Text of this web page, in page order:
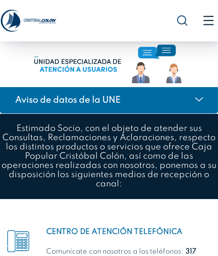
Aviso de datos de la UNE
Estimado Socio, con el objeto de atender sus
Consultas, Reclamaciones y Aclaraciones, respecto
los distintos productos o servicios que ofrece Caja
Popular Cristóbal Colón, así como de las
operaciones realizadas con nosotros, ponemos a su
disposición los siguientes medios de recepción o
canal:
CENTRO DE ATENCIÓN TELEFÓNICA
Comunícate con nosotros a los teléfonos: 317